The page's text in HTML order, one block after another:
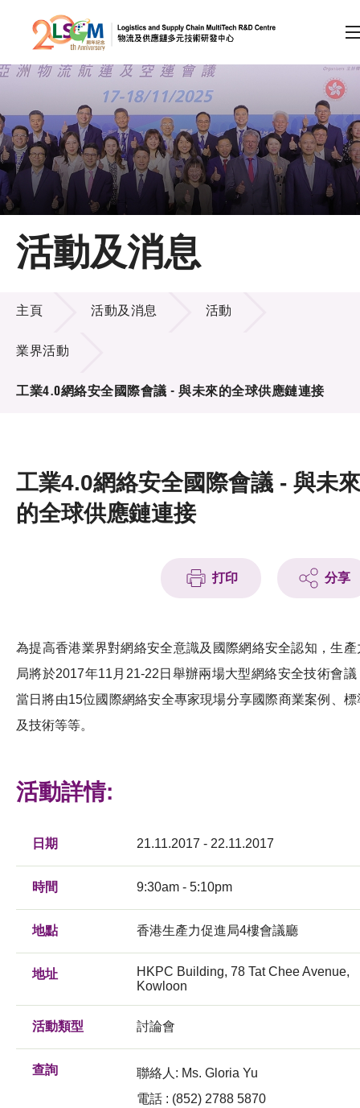
跳到內容（按回車鍵）
會員登入
A A EN 繁 简
主頁
關於LSCM
技術商品化
項目及資助計劃
新聞中心
活動及消息
活動及消息
主頁 活動及消息 活動
業界活動
工業4.0網絡安全國際會議 - 與未來的全球供應鏈連接
工業4.0網絡安全國際會議 - 與未來
的全球供應鏈連接
打印 分享
為提高香港業界對網絡安全意識及國際網絡安全認知，生產
局將於2017年11月21-22日舉辦兩場大型網絡安全技術會議
當日將由15位國際網絡安全專家現場分享國際商業案例、標
及技術等等。
活動詳情:
日期 21.11.2017 - 22.11.2017
時間 9:30am - 5:10pm
地點 香港生產力促進局4樓會議廳
地址
HKPC Building, 78 Tat Chee Avenue,
Kowloon
活動類型 討論會
查詢
聯絡人: Ms. Gloria Yu
電話 : (852) 2788 5870